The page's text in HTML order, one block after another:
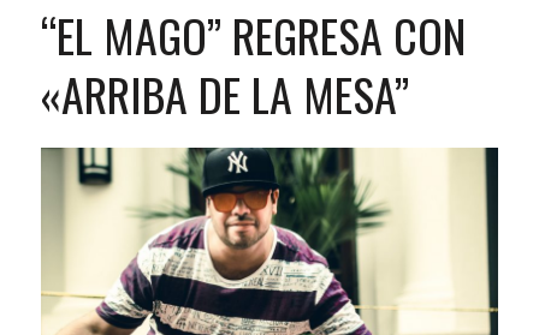
“EL MAGO” REGRESA CON
«ARRIBA DE LA MESA”